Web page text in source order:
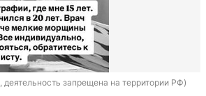
запрещена на территории РФ)